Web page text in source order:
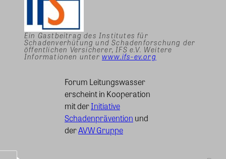
Ein Gastbeitrag des Institutes für
Schadenverhütung und Schadenforschung der
öffentlichen Versicherer, IFS e.V. Weitere
Informationen unter www.ifs-ev.org
Forum Leitungswasser
erscheint in Kooperation
mit derInitiative
Schadenprävention und
derAVW Gruppe